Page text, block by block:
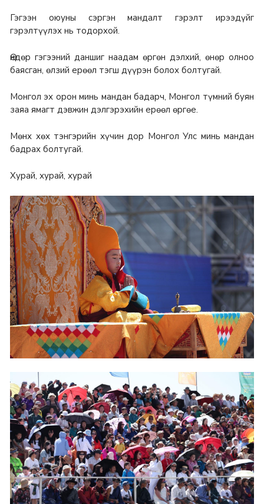
Гэгээн оюуны сэргэн мандалт гэрэлт ирээдүйг
гэрэлтүүлэх нь тодорхой.
Өндөр гэгээний даншиг наадам өргөн дэлхий, өнөр олноо
баясган, өлзий ерөөл тэгш дүүрэн болох болтугай.
Монгол эх орон минь мандан бадарч, Монгол түмний буян
заяа ямагт дэвжин дэлгэрэхийн ерөөл өргөе.
Мөнх хөх тэнгэрийн хүчин дор Монгол Улс минь мандан
бадрах болтугай.
Хурай, хурай, хурай